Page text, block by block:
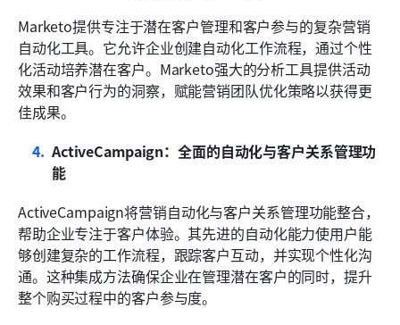
Marketo提供专注于潜在客户管理和客户参与的复杂营销
自动化工具。它允许企业创建自动化工作流程，通过个性
化活动培养潜在客户。Marketo强大的分析工具提供活动
效果和客户行为的洞察，赋能营销团队优化策略以获得更
佳成果。
ActiveCampaign：全面的自动化与客户关系管理功
能
ActiveCampaign将营销自动化与客户关系管理功能整合，
帮助企业专注于客户体验。其先进的自动化能力使用户能
够创建复杂的工作流程，跟踪客户互动，并实现个性化沟
通。这种集成方法确保企业在管理潜在客户的同时，提升
整个购买过程中的客户参与度。